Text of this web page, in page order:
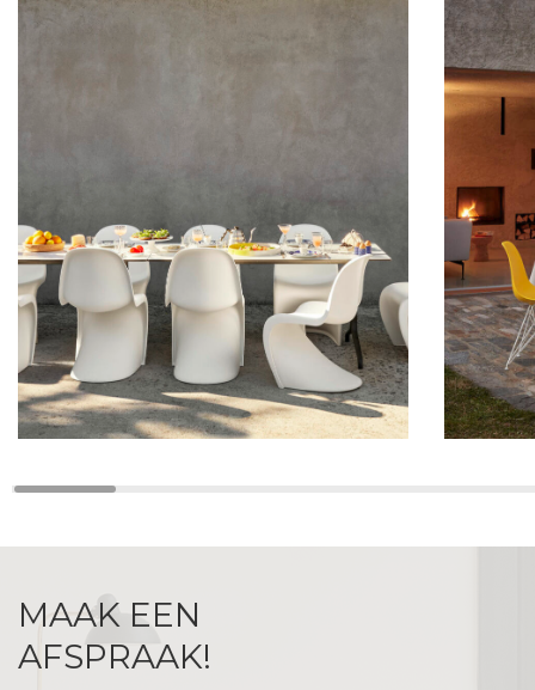
MAAK EEN
AFSPRAAK!